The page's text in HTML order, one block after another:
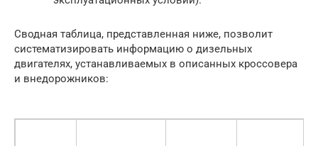
Сводная таблица, представленная ниже, позволит
систематизировать информацию о дизельных
двигателях, устанавливаемых в описанных кроссовера
и внедорожников: